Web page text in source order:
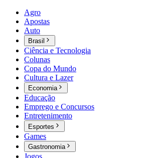
Agro
Apostas
Auto
Brasil
Ciência e Tecnologia
Colunas
Copa do Mundo
Cultura e Lazer
Economia
Educação
Emprego e Concursos
Entretenimento
Esportes
Games
Gastronomia
Jogos